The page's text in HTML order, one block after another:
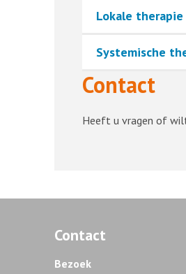
Lokale
Systemische
Contact
Heeft u vragen of
Contact
Bezoek